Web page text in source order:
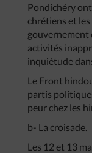
Pondichéry
chrétiens et
gouvernement
activités
inquiétude
Le Front
partis
peur chez les
b- La croisade.
Les 12 et 13